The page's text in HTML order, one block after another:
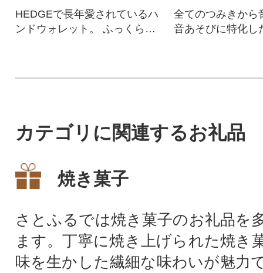
HEDGEで長年愛されているハ
ンドウォレット。 ふっくらデ
全てのつみきから
音あそびに特化し
カテゴリに関連するお礼品
焼き菓子
さとふるでは焼き菓子のお礼品を
ます。丁寧に焼き上げられた焼き
味を生かした繊細な味わいが魅力